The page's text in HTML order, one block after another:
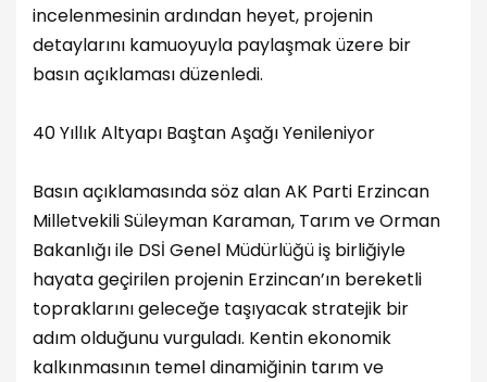
incelenmesinin ardından heyet, projenin
detaylarını kamuoyuyla paylaşmak üzere bir
basın açıklaması düzenledi.
40 Yıllık Altyapı Baştan Aşağı Yenileniyor
Basın açıklamasında söz alan AK Parti Erzincan
Milletvekili Süleyman Karaman, Tarım ve Orman
Bakanlığı ile DSİ Genel Müdürlüğü iş birliğiyle
hayata geçirilen projenin Erzincan’ın bereketli
topraklarını geleceğe taşıyacak stratejik bir
adım olduğunu vurguladı. Kentin ekonomik
kalkınmasının temel dinamiğinin tarım ve